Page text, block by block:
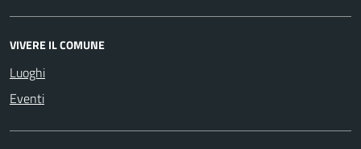
VIVERE IL COMUNE
Luoghi
Eventi